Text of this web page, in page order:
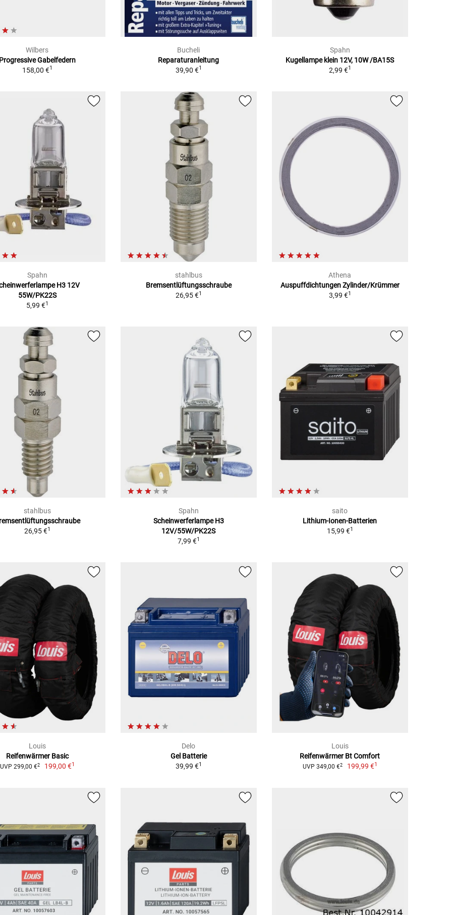
Wilbers
Gabelfedern
158,00 €1
Bucheli
Reparaturanleitung
39,90 €1
Spahn
Kugellampe klein 12V, 10W /BA15S
2,99 €1
Spahn
H3 12V
55W/PK22S
5,99 €1
stahlbus
Bremsentlüftungsschraube
26,95 €1
Athena
Auspuffdichtungen Zylinder/Krümmer
3,99 €1
stahlbus
26,95 €1
Spahn
Scheinwerferlampe H3
12V/55W/PK22S
7,99 €1
saito
Lithium-Ionen-Batterien
15,99 €1
Louis
Reifenwärmer Basic
UVP 299,00 €2 199,00 €1
Delo
Gel Batterie
39,99 €1
Louis
Reifenwärmer Bt Comfort
UVP 349,00 €2 199,99 €1